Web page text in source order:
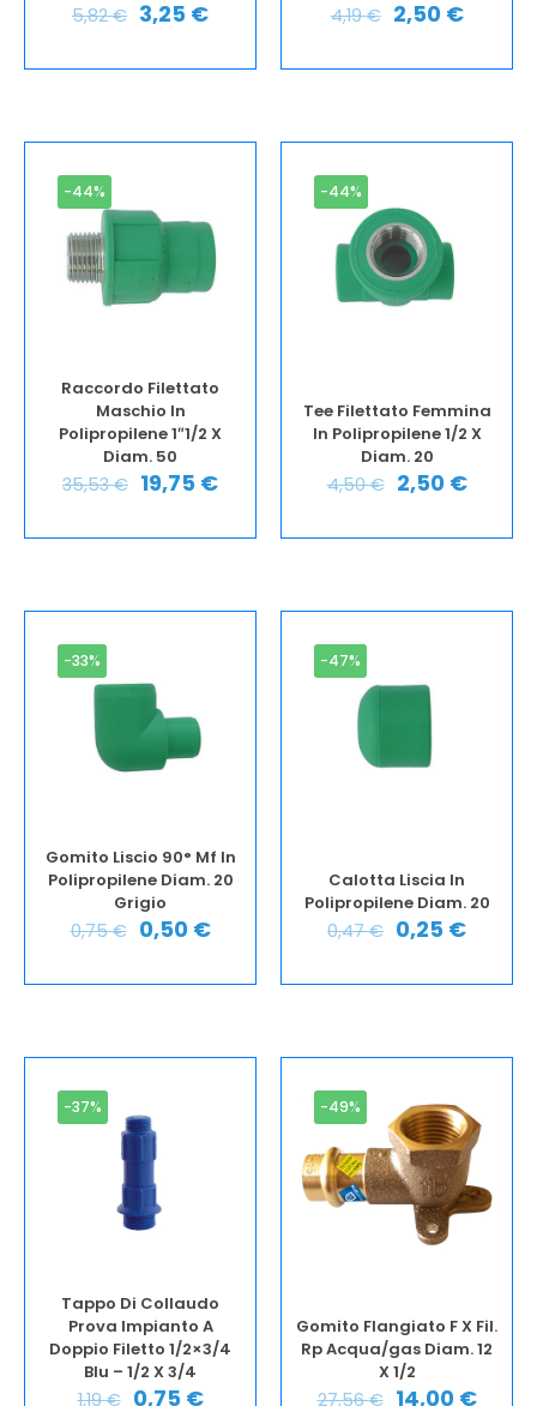
5,82€ 3,25 € 4,19€ 2,50 €
-44%
Raccordo Filettato
Maschio In
Polipropilene 1″1/2 X
Diam. 50
35,53€ 19,75 €
-44%
Tee Filettato Femmina
In Polipropilene 1/2 X
Diam. 20
4,50€ 2,50 €
-33%
Gomito Liscio 90° Mf In
Polipropilene Diam. 20
Grigio
0,75€ 0,50 €
-47%
Calotta Liscia In
Polipropilene Diam. 20
0,47€ 0,25 €
-37%
Tappo Di Collaudo
Prova Impianto A
Doppio Filetto 1/2×3/4
Blu – 1/2 X 3/4
1,19€ 0,75 €
-49%
Gomito Flangiato F X Fil.
Rp Acqua/gas Diam. 12
X 1/2
27,56€ 14,00 €